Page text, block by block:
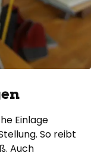
Einlage
So reibt
Auch